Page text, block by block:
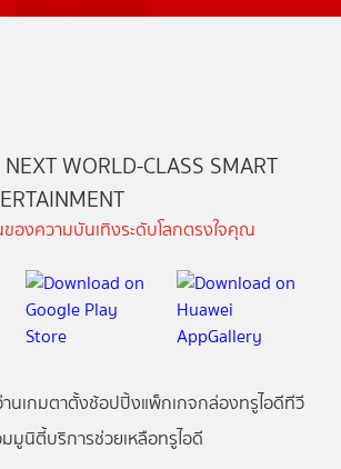
WORLD-CLASS SMART
องความบันเทิงระดับโลกตรงใจคุณ
นเกมตาตั้งช้อปปิ้งแพ็กเกจกล่องทรูไอดีทีวี
มูนิตี้บริการช่วยเหลือทรูไอดี